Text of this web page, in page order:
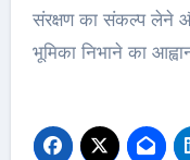
संरक्षण का संकल्प लेने
भूमिका निभाने का